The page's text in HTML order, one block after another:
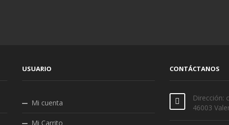
USUARIO
Mi cuenta
Mi Carrito
CONTÁCTANOS
Dirección:
46003